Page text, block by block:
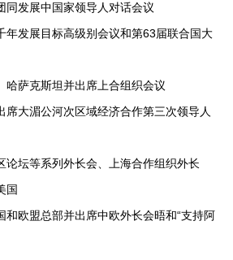
同发展中国家领导人对话会议
年发展目标高级别会议和第63届联合国大
哈萨克斯坦并出席上合组织会议
席大湄公河次区域经济合作第三次领导人
论坛等系列外长会、上海合作组织外长
国
和欧盟总部并出席中欧外长会晤和“支持阿